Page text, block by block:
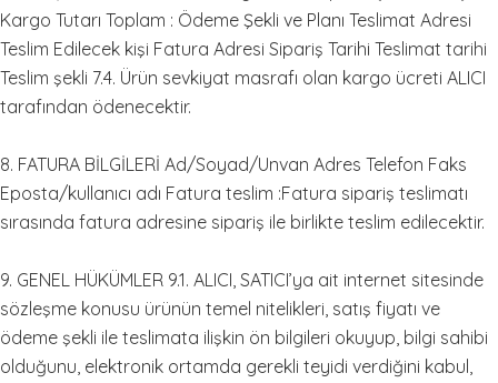
Kargo Tutarı Toplam : Ödeme Şekli ve Planı Teslimat Adresi
Teslim Edilecek kişi Fatura Adresi Sipariş Tarihi Teslimat tarihi
Teslim şekli 7.4. Ürün sevkiyat masrafı olan kargo ücreti ALICI
tarafından ödenecektir.
8. FATURA BİLGİLERİ Ad/Soyad/Unvan Adres Telefon Faks
Eposta/kullanıcı adı Fatura teslim :Fatura sipariş teslimatı
sırasında fatura adresine sipariş ile birlikte teslim edilecektir.
9. GENEL HÜKÜMLER 9.1. ALICI, SATICI’ya ait internet sitesinde
sözleşme konusu ürünün temel nitelikleri, satış fiyatı ve
ödeme şekli ile teslimata ilişkin ön bilgileri okuyup, bilgi sahibi
olduğunu, elektronik ortamda gerekli teyidi verdiğini kabul,